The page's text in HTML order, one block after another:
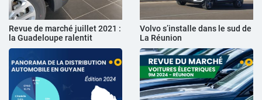
Revue de marché juillet 2021 :
la Guadeloupe ralentit
Volvo s’installe dans le sud de
La Réunion